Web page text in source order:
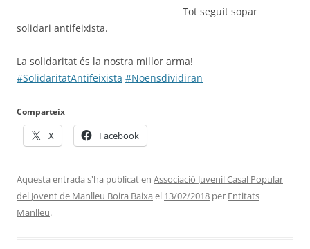
Tot seguit sopar
solidari antifeixista.
La solidaritat és la nostra millor arma!
#SolidaritatAntifeixista #Noensdividiran
Comparteix
X Facebook
Aquesta entrada s'ha publicat en Associació Juvenil Casal Popular
del Jovent de Manlleu Boira Baixa el 13/02/2018 per Entitats
Manlleu.